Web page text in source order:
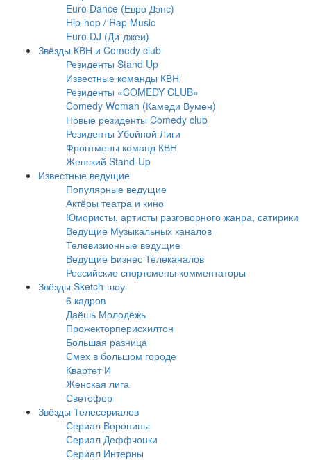
Euro Dance (Евро Дэнс)
Hip-hop / Rap Music
Euro DJ (Ди-джеи)
Звёзды КВН и Comedy club
Резиденты Stand Up
Известные команды КВН
Резиденты «COMEDY CLUB»
Comedy Woman (Камеди Вумен)
Новые резиденты Comedy club
Резиденты Убойной Лиги
Фронтмены команд КВН
Женский Stand-Up
Известные ведущие
Популярные ведущие
Актёры театра и кино
Юмористы, артисты разговорного жанра, сатирики
Ведущие Музыкальных каналов
Телевизионные ведущие
Ведущие Бизнес Телеканалов
Российские спортсмены комментаторы
Звёзды Sketch-шоу
6 кадров
Даёшь Молодёжь
Прожекторперисхилтон
Большая разница
Смех в большом городе
Квартет И
Женская лига
Светофор
Звёзды Телесериалов
Сериал Воронины
Сериал Деффчонки
Сериал Интерны